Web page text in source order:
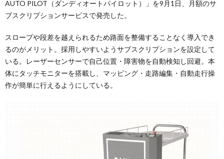
AUTO PILOT（ダンディオートパイロット）」を9月1日、月額のサ
ブスクリプションサービスで発売した。
スロープや段差を越えられるため路面を整備することなく導入でき
るのがメリット。採用しやすいようサブスクリプションを設定して
いる。レーザーセンサーで自己位置・障害物を自動検知し回避。本
体にタッチモニターを搭載し、マッピング・走路編集・自動走行操
作が簡単に行えるようにしている。